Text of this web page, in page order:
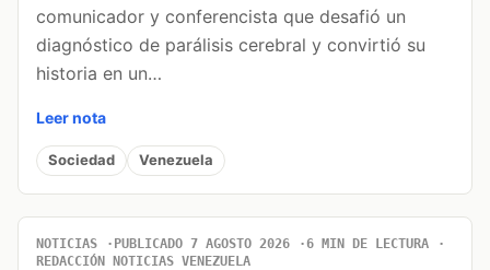
comunicador y conferencista que desafió un
diagnóstico de parálisis cerebral y convirtió su
historia en un…
Leer nota
Sociedad Venezuela
NOTICIAS PUBLICADO 7 AGOSTO 2026
6 MIN DE LECTURA
REDACCIÓN NOTICIAS VENEZUELA